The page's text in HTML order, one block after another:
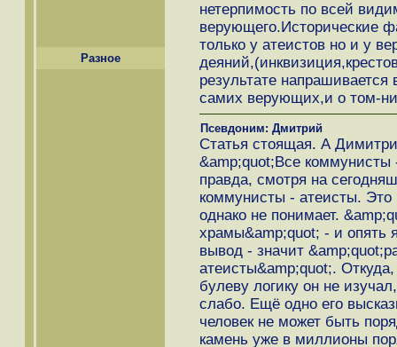
Разное
нетерпимость по всей
верующего.Исторические
только у атеистов но и у
результате
самих верующих,и о том-
Псевдоним: Дмитрий
Статья стоящая. А
&amp;quot;Все коммунисты
правда, смотря на
коммунисты - атеисты.
однако не понимает.
храмы&amp;quot; - и опять
вывод - значит
атеисты&amp;quot;.
булеву логику он не
слабо. Ещё одно его
человек не может быть
камень уже в миллионы